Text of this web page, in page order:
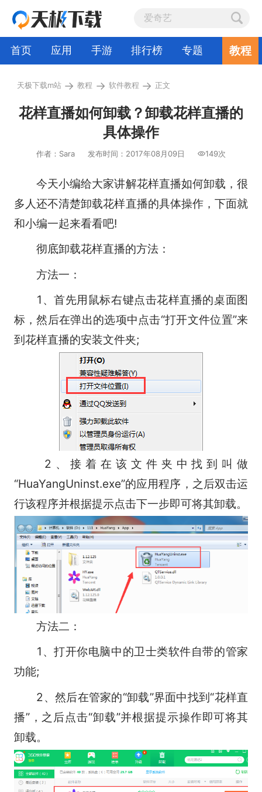
首页 应用 手游 排行榜 专题 教程
天极下载m站 → 教程 → 软件教程 → 正文
花样直播如何卸载？卸载花样直播的
具体操作
作者：Sara 发布时间：2017年08月09日 149次
今天小编给大家讲解花样直播如何卸载，很
多人还不清楚卸载花样直播的具体操作，下面就
和小编一起来看看吧!
彻底卸载花样直播的方法：
方法一：
1、首先用鼠标右键点击花样直播的桌面图
标，然后在弹出的选项中点击“打开文件位置”来
到花样直播的安装文件夹;
2、接着在该文件夹中找到叫做
“HuaYangUninst.exe”的应用程序，之后双击运
行该程序并根据提示点击下一步即可将其卸载。
方法二：
1、打开你电脑中的卫士类软件自带的管家
功能;
2、然后在管家的“卸载”界面中找到“花样直
播”，之后点击“卸载”并根据提示操作即可将其
卸载。